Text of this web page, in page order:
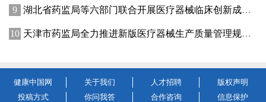
湖北省药监局等六部门联合开展医疗器械临床创新成果转化“春雨行动”
天津市药监局全力推进新版医疗器械生产质量管理规范落地实施
健康中国网 关于我们 人才招聘
版权声明
投稿方式
你问我答 合作咨询 信息保护